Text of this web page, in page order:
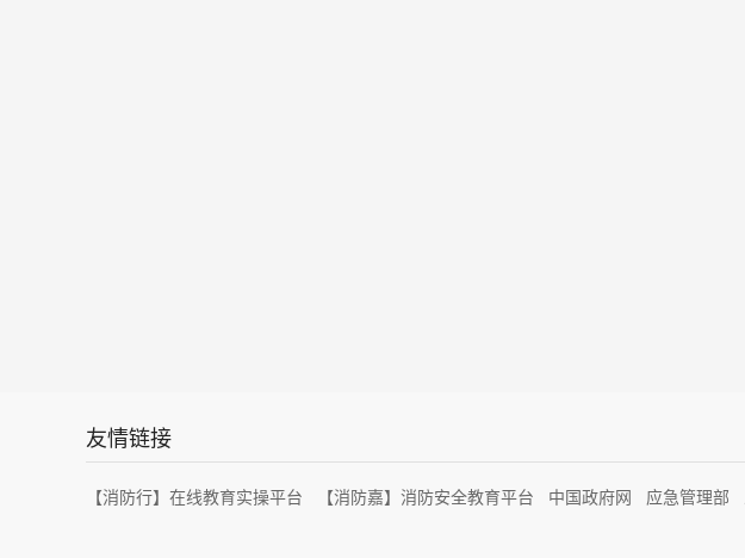
友情链接
【消防行】在线教育实操平台 【消防嘉】消防安全教育平台 中国政府网 应急管理部